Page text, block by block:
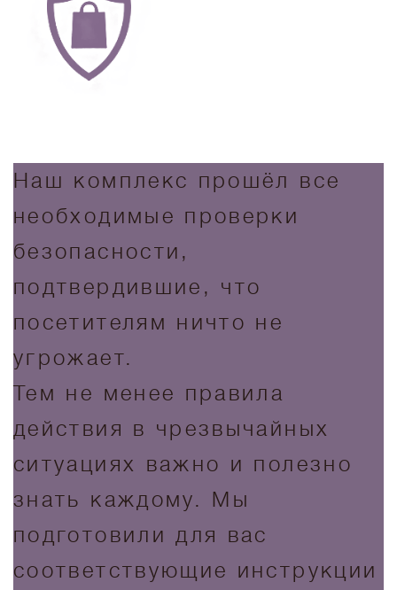
Наш комплекс прошёл все
необходимые проверки
безопасности,
подтвердившие, что
посетителям ничто не
угрожает.
Тем не менее правила
действия в чрезвычайных
ситуациях важно и полезно
знать каждому. Мы
подготовили для вас
соответствующие инструкции